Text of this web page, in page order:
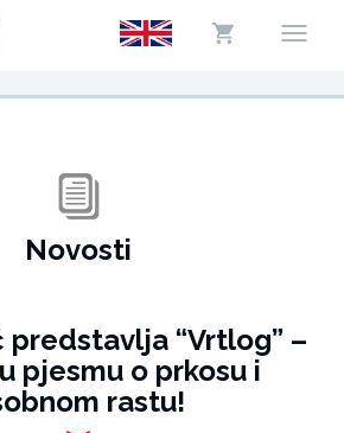
Novosti
predstavlja “Vrtlog” –
pjesmu o prkosu i
rastu!